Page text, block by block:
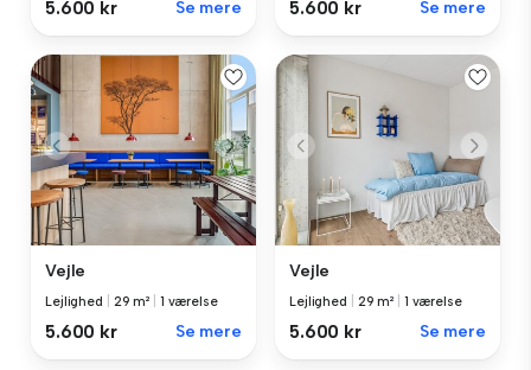
5.600 kr Se mere 5.600 kr Se mere
Vejle
Lejlighed 29 m² 1 værelse
5.600 kr Se mere
Vejle
Lejlighed 29 m² 1 værelse
5.600 kr Se mere